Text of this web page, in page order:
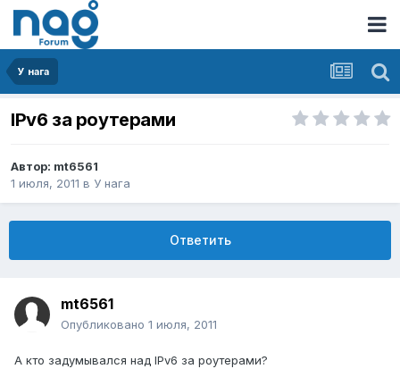
У нага
IPv6 за роутерами
Автор: mt6561
1 июля, 2011 в У нага
Ответить
mt6561
Опубликовано 1 июля, 2011
А кто задумывался над IPv6 за роутерами?